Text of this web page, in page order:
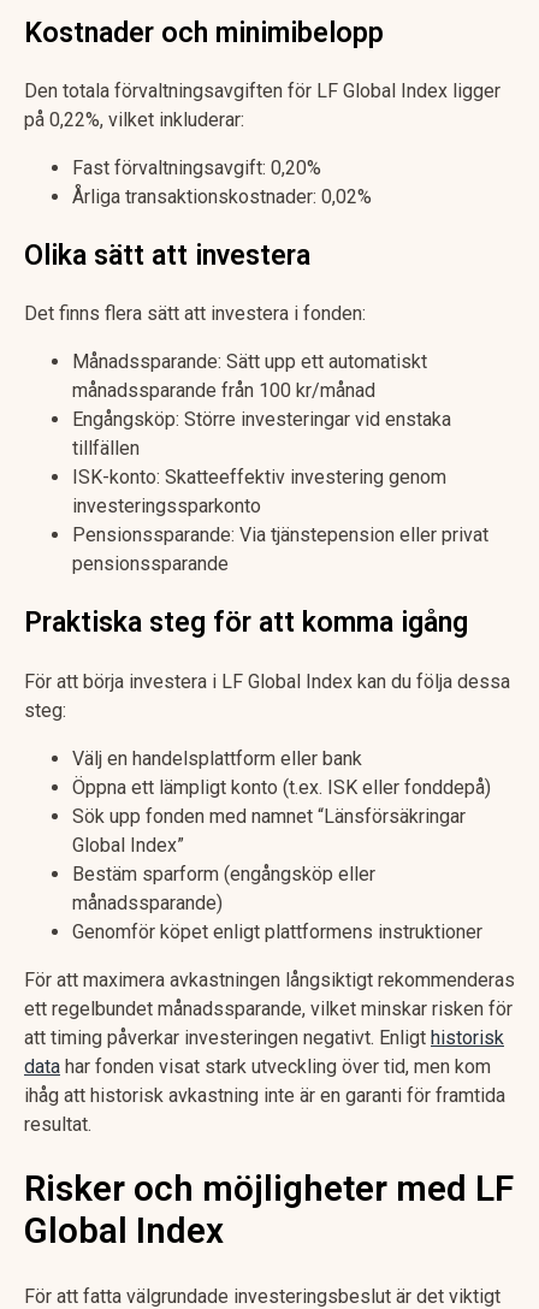
Kostnader och minimibelopp
Den totala förvaltningsavgiften för LF Global Index ligger
på 0,22%, vilket inkluderar:
Fast förvaltningsavgift: 0,20%
Årliga transaktionskostnader: 0,02%
Olika sätt att investera
Det finns flera sätt att investera i fonden:
Månadssparande: Sätt upp ett automatiskt
månadssparande från 100 kr/månad
Engångsköp: Större investeringar vid enstaka
tillfällen
ISK-konto: Skatteeffektiv investering genom
investeringssparkonto
Pensionssparande: Via tjänstepension eller privat
pensionssparande
Praktiska steg för att komma igång
För att börja investera i LF Global Index kan du följa dessa
steg:
Välj en handelsplattform eller bank
Öppna ett lämpligt konto (t.ex. ISK eller fonddepå)
Sök upp fonden med namnet “Länsförsäkringar
Global Index”
Bestäm sparform (engångsköp eller
månadssparande)
Genomför köpet enligt plattformens instruktioner
För att maximera avkastningen långsiktigt rekommenderas
ett regelbundet månadssparande, vilket minskar risken för
att timing påverkar investeringen negativt. Enligt historisk
data har fonden visat stark utveckling över tid, men kom
ihåg att historisk avkastning inte är en garanti för framtida
resultat.
Risker och möjligheter med LF
Global Index
För att fatta välgrundade investeringsbeslut är det viktigt